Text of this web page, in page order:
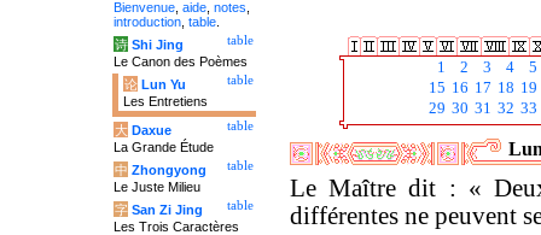
1 2 3 4
5
15 16 17 18 19
29 30 31 32 33
Le Maître dit : «
différentes ne peuvent
Bienvenue aide notes
introduction table
table
诗 Shi Jing
Le Canon des Poèmes
table
论 Lun Yu
Les Entretiens
table
大 Daxue
La Grande Étude
table
中 Zhongyong
Le Juste Milieu
table
字 San Zi Jing
Les Trois Caractères